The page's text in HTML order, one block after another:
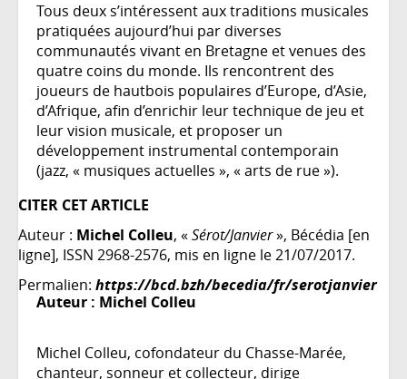
Tous deux s’intéressent aux traditions musicales
pratiquées aujourd’hui par diverses
communautés vivant en Bretagne et venues des
quatre coins du monde. Ils rencontrent des
joueurs de hautbois populaires d’Europe, d’Asie,
d’Afrique, afin d’enrichir leur technique de jeu et
leur vision musicale, et proposer un
développement instrumental contemporain
(jazz, « musiques actuelles », « arts de rue »).
CITER CET ARTICLE
Auteur : Michel Colleu, «Sérot/Janvier», Bécédia [en
ligne], ISSN 2968-2576, mis en ligne le 21/07/2017.
Permalien: https://bcd.bzh/becedia/fr/serotjanvier
Auteur : Michel Colleu
Michel Colleu, cofondateur du Chasse-Marée,
chanteur, sonneur et collecteur, dirige